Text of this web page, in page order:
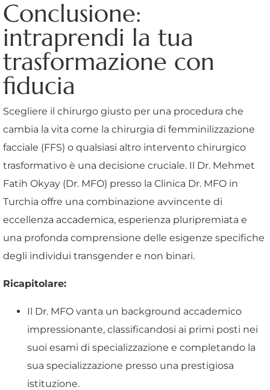
Conclusione:
intraprendi la tua
trasformazione con
fiducia
Scegliere il chirurgo giusto per una procedura che
cambia la vita come la chirurgia di femminilizzazione
facciale (FFS) o qualsiasi altro intervento chirurgico
trasformativo è una decisione cruciale. Il Dr. Mehmet
Fatih Okyay (Dr. MFO) presso la Clinica Dr. MFO in
Turchia offre una combinazione avvincente di
eccellenza accademica, esperienza pluripremiata e
una profonda comprensione delle esigenze specifiche
degli individui transgender e non binari.
Ricapitolare:
Il Dr. MFO vanta un background accademico
impressionante, classificandosi ai primi posti nei
suoi esami di specializzazione e completando la
sua specializzazione presso una prestigiosa
istituzione.